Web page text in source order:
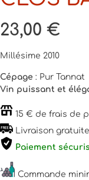
23,00 €
Millésime 2010
Cépage : Pur Tannat
Vin puissant et
15 € de frais de
Livraison
Paiement
Commande